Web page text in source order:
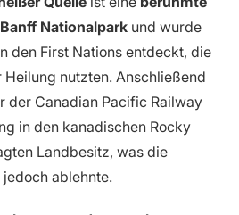
Nationalpark und wurde
den First Nations entdeckt, die
nutzten. Anschließend
der Canadian Pacific Railway
in den kanadischen Rocky
Landbesitz, was die
ablehnte.